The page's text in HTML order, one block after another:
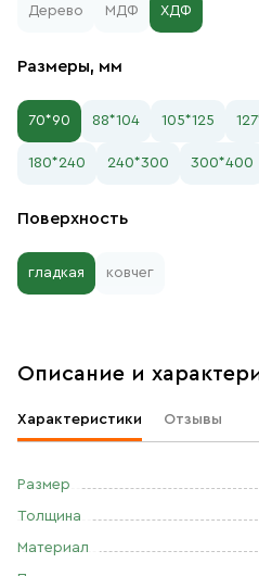
Дерево МДФ ХДФ
Размеры, мм
70*90 88*104 105*125
180*240 240*300 300*400
Поверхность
гладкая ковчег
Описание и
Характеристики Отзывы
Размер
Толщина
Материал